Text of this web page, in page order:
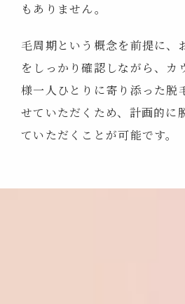
もありません。
毛周期という概念を前提に、
をしっかり確認しながら、 カ
様一人ひとりに寄り添った脱
せていただくため、 計画的に
ていただくことが可能です。